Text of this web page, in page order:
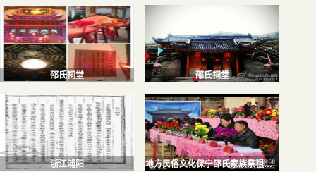
邵氏祠堂 邵氏祠堂
浙江浦阳 地方民俗文化保宁邵氏家族祭祖仪式